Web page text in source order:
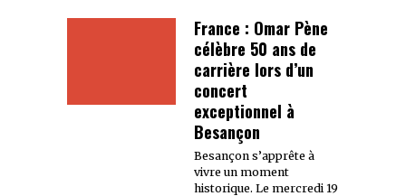
France : Omar Pène
célèbre 50 ans de
carrière lors d’un
concert
exceptionnel à
Besançon
Besançon s’apprête à
vivre un moment
historique. Le mercredi 19